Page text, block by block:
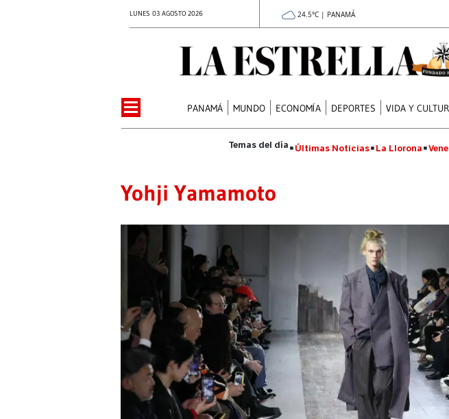
LUNES 03 AGOSTO 2026 24.5°C | PANAMÁ
PANAMÁ MUNDO ECONOMÍA DEPORTES VIDA Y
Últimas Noticias La Llorona
Yohji Yamamoto